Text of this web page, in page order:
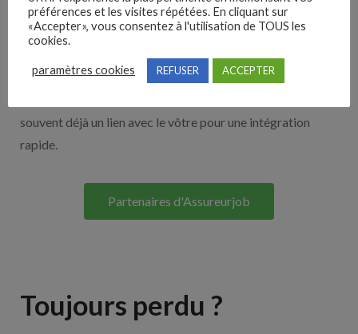
Nos solutions entreprises
Découvrez nos partenaires ! Moteurs de recherches,
multidiffuseurs, sites payant… nombreux sont nos
souvent déjà un lien avec le vôtre pour une intégration
rapide.
Partenaires d'Assureurjob
Toujours perdu ?
préférences et les visites répétées. En cliquant sur
«Accepter», vous consentez à l'utilisation de TOUS les
cookies.
paramètres cookies REFUSER ACCEPTER